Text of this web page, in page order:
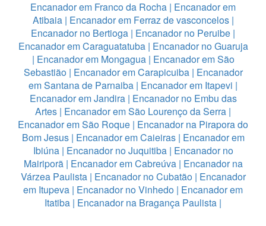
Encanador em Franco da Rocha | Encanador em
Atibaia| Encanador em Ferraz de vasconcelos|
Encanador no Bertioga | Encanador no Peruibe |
Encanador em Caraguatatuba| Encanador no Guaruja
| Encanador em Mongagua| Encanador em São
Sebastião| Encanador em Carapicuiba| Encanador
em Santana de Parnaiba | Encanador em Itapevi |
Encanador em Jandira| Encanador no Embu das
Artes | Encanador em São Lourenço da Serra |
Encanador em São Roque | Encanador na Pirapora do
Bom Jesus| Encanador em Caieiras| Encanador em
Ibiúna| Encanador no Juquitiba| Encanador no
Mairiporã| Encanador em Cabreúva| Encanador na
Várzea Paulista| Encanador no Cubatão| Encanador
em Itupeva | Encanador no Vinhedo | Encanador em
Itatiba | Encanador na Bragança Paulista |